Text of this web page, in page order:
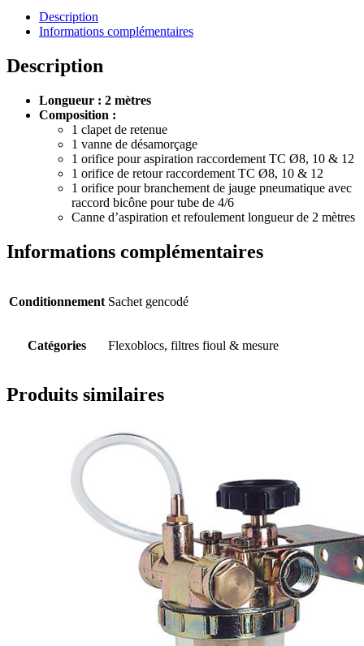
Description
Informations complémentaires
Description
Longueur : 2 mètres
Composition :
1 clapet de retenue
1 vanne de désamorçage
1 orifice pour aspiration raccordement TC Ø8, 10 & 12
1 orifice de retour raccordement TC Ø8, 10 & 12
1 orifice pour branchement de jauge pneumatique avec
raccord bicône pour tube de 4/6
Canne d’aspiration et refoulement longueur de 2 mètres
Informations complémentaires
Conditionnement Sachet gencodé
Catégories Flexoblocs, filtres fioul & mesure
Produits similaires